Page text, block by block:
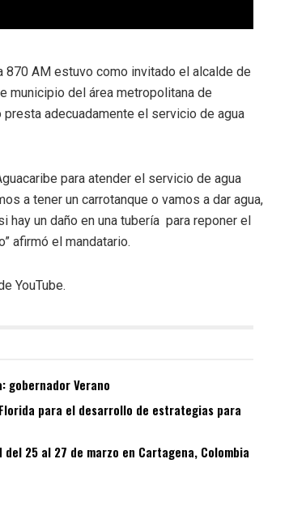
870 AM estuvo como invitado el alcalde de
municipio del área metropolitana de
adecuadamente el servicio de agua
para atender el servicio de agua
a tener un carrotanque o vamos a dar agua,
un daño en una tubería para reponer el
afirmó el mandatario.
YouTube.
gobernador Verano
para el desarrollo de estrategias para
25 al 27 de marzo en Cartagena, Colombia